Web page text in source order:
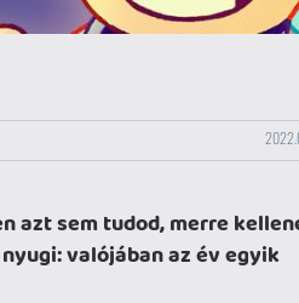
azt sem tudod, merre
valójában az év egyik